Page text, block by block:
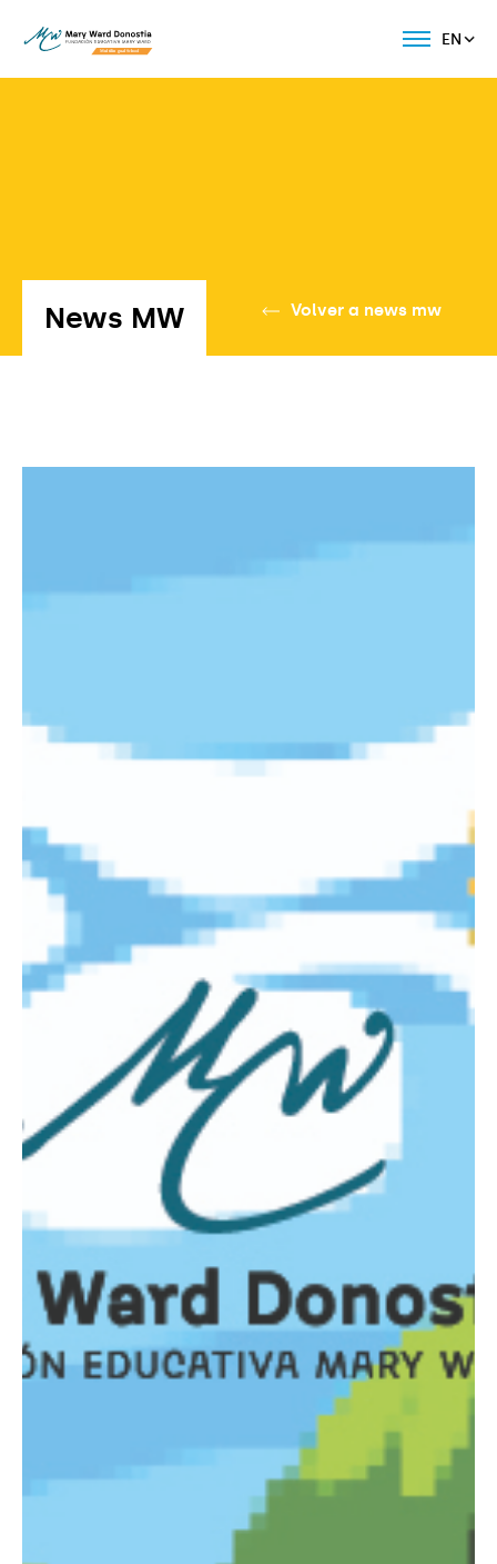
EN
Volver a news mw
News MW